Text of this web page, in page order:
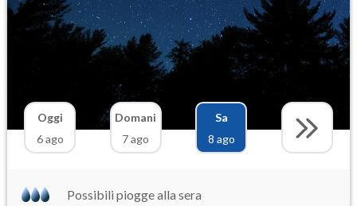
Oggi
6 ago
Domani
7 ago
Sa
8 ago
Possibili piogge alla sera